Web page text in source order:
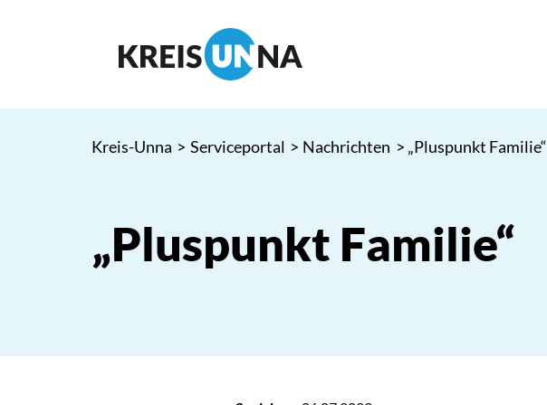
Kreis-Unna > Serviceportal > Nachrichten > „Pluspunkt Familie“
„Pluspunkt Familie“